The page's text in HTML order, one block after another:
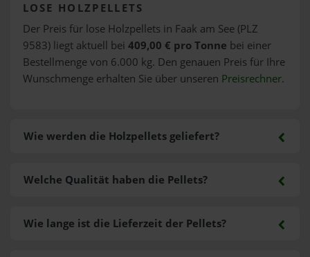
LOSE HOLZPELLETS
Der Preis für lose Holzpellets in Faak am See (PLZ
9583) liegt aktuell bei 409,00 € pro Tonne bei einer
Bestellmenge von 6.000 kg. Den genauen Preis für Ihre
Wunschmenge erhalten Sie über unseren Preisrechner.
Wie werden die Holzpellets geliefert?
Welche Qualität haben die Pellets?
Wie lange ist die Lieferzeit der Pellets?